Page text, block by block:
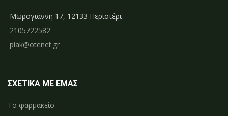
Μωρογιάννη 17, 12133 Περιστέρι
2105722582
piak@otenet.gr
ΣΧΕΤΙΚΑ ΜΕ ΕΜΑΣ
Το φαρμακείο